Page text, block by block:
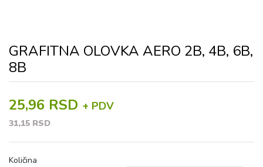
GRAFITNA OLOVKA AERO 2B, 4B, 6B,
8B
25,96 RSD + PDV
31,15 RSD
Količina